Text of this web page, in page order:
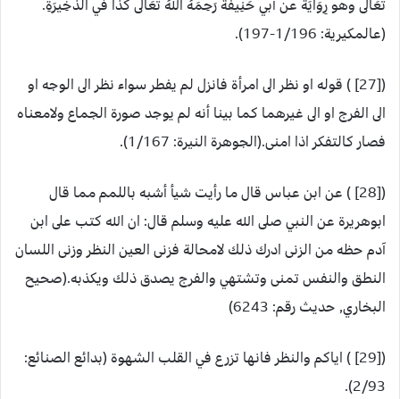
تَعَالَى وهو رِوَايَةٌ عن أبي حَنِيفَةَ رَحِمَهُ اللَّهُ تَعَالَى كَذَا في الذَّخِيرَةِ.
(عالمكيرية: 1/196-197).
([27] ) قوله او نظر الى امرأة فانزل لم يفطر سواء نظر الى الوجه او
الى الفرج او الى غيرهما كما بينا أنه لم يوجد صورة الجماع ولامعناه
فصار كالتفكر اذا امنى.(الجوهرة النيرة: 1/167).
([28] ) عن ابن عباس قال ما رأيت شيأ أشبه باللمم مما قال
ابوهريرة عن النبي صلى الله عليه وسلم قال: ان الله كتب على ابن
آدم حظه من الزنى ادرك ذلك لامحالة فزنى العين النظر وزنى اللسان
النطق والنفس تمنى وتشتهي والفرج يصدق ذلك ويكذبه.(صحيح
البخاري, حديث رقم: 6243)
([29] ) اياكم والنظر فانها تزرع في القلب الشهوة (بدائع الصنائع:
2/93).